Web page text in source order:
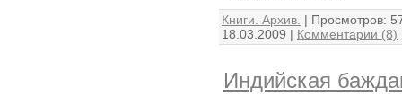
Книги. Архив. | Просмотров:
18.03.2009 | Комментарии (8)
Индийская